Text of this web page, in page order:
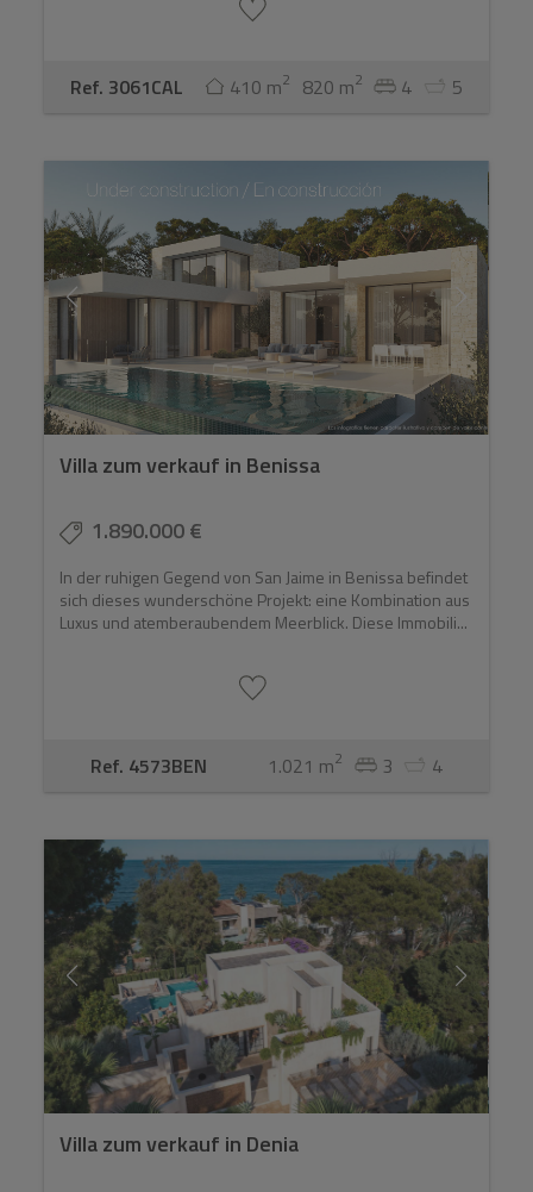
Ref. 3061CAL 410 m2 820 m2 4 5
Villa zum verkauf in Benissa
1.890.000 €
In der ruhigen Gegend von San Jaime in Benissa befindet
sich dieses wunderschöne Projekt: eine Kombination aus
Luxus und atemberaubendem Meerblick. Diese Immobili...
Ref. 4573BEN 1.021 m2 3 4
Villa zum verkauf in Denia